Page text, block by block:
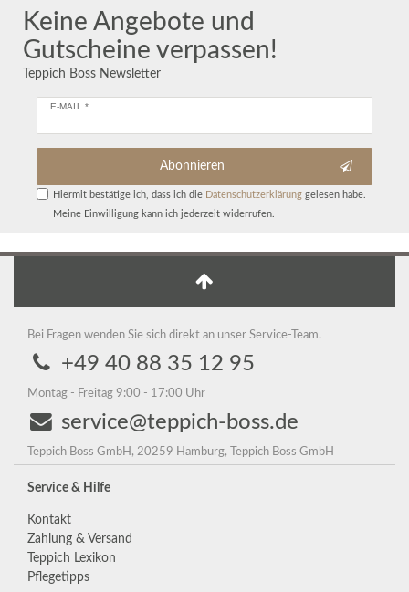
Keine Angebote und
Gutscheine verpassen!
Teppich Boss Newsletter
E-MAIL *
Abonnieren
Hiermit bestätige ich, dass ich die Daten­schutz­erklärunggelesen habe.
Meine Einwilligung kann ich jederzeit widerrufen.
Bei Fragen wenden Sie sich direkt an unser Service-Team.
+49 40 88 35 12 95
Montag - Freitag 9:00 - 17:00 Uhr
service@teppich-boss.de
Teppich Boss GmbH, 20259 Hamburg, Teppich Boss GmbH
Service & Hilfe
Kontakt
Zahlung & Versand
Teppich Lexikon
Pflegetipps